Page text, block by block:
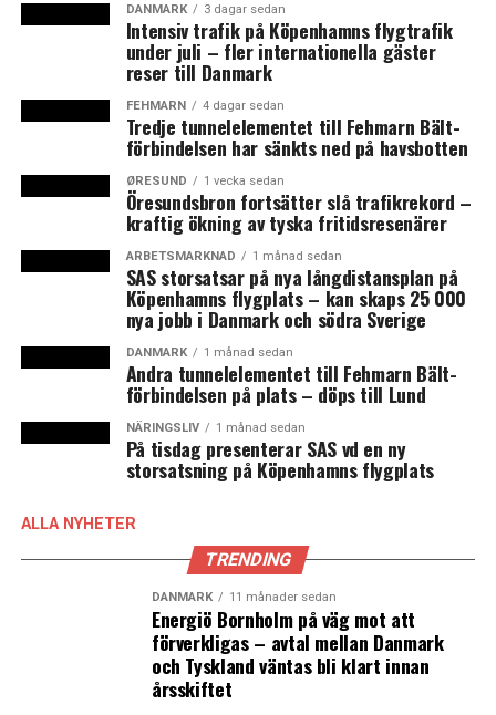
Danska regeringen investerar 1,5 miljarder i kampen
mot cyberattacker
301 danska forskare i klimatupprop – hållbarhet borde
gå före ekonomisk tillväxt
DANMARK 3 dagar sedan
Intensiv trafik på Köpenhamns flygtrafik
under juli – fler internationella gäster
reser till Danmark
FEHMARN 4 dagar sedan
Tredje tunnelelementet till Fehmarn Bält-
förbindelsen har sänkts ned på havsbotten
ØRESUND 1 vecka sedan
Öresundsbron fortsätter slå trafikrekord –
kraftig ökning av tyska fritidsresenärer
ARBETSMARKNAD 1 månad sedan
SAS storsatsar på nya långdistansplan på
Köpenhamns flygplats – kan skaps 25 000
nya jobb i Danmark och södra Sverige
DANMARK 1 månad sedan
Andra tunnelelementet till Fehmarn Bält-
förbindelsen på plats – döps till Lund
NÄRINGSLIV 1 månad sedan
På tisdag presenterar SAS vd en ny
storsatsning på Köpenhamns flygplats
ALLA NYHETER
TRENDING
DANMARK 11 månader sedan
Energiö Bornholm på väg mot att
förverkligas – avtal mellan Danmark
och Tyskland väntas bli klart innan
årsskiftet